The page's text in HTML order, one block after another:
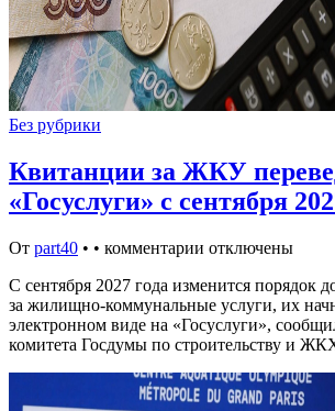
Без рубрики
Квитанции за ЖКУ
«Госуслуги» с сентября
От part40 • • комментарии отключены
С сентября 2027 года изменится порядок
за жилищно-коммунальные услуги, их
электронном виде на «Госуслуги»,
комитета Госдумы по строительству и